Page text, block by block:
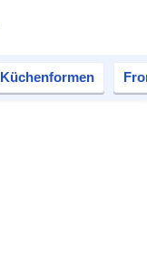
Küchenformen